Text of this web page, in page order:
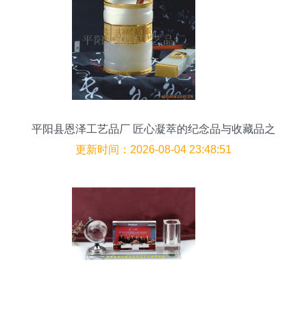
平阳县恩泽工艺品厂 匠心凝萃的纪念品与收藏品之
美
更新时间：2026-08-04 23:48:51